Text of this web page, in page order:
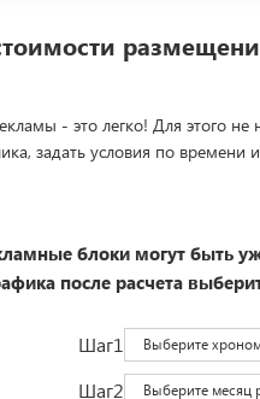
- это легко! Для этого
задать условия по
блоки могут быть
после расчета
Шаг1 Выберите
Шаг2 Выберите месяц